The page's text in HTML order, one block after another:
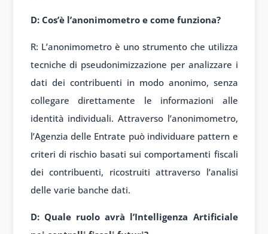
D: Cos’è l’anonimometro e come funziona?
R: L’anonimometro è uno strumento che utilizza
tecniche di pseudonimizzazione per analizzare i
dati dei contribuenti in modo anonimo, senza
collegare direttamente le informazioni alle
identità individuali. Attraverso l’anonimometro,
l’Agenzia delle Entrate può individuare pattern e
criteri di rischio basati sui comportamenti fiscali
dei contribuenti, ricostruiti attraverso l’analisi
delle varie banche dati.
D: Quale ruolo avrà l’Intelligenza Artificiale